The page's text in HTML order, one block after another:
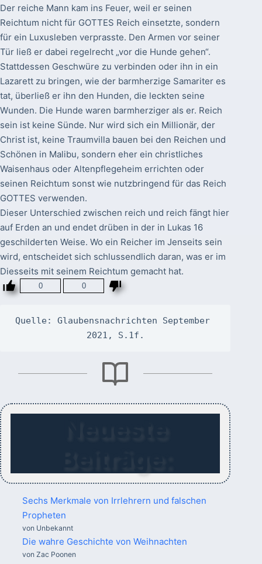
Der reiche Mann kam ins Feuer, weil er seinen
Reichtum nicht für GOTTES Reich einsetzte, sondern
für ein Luxusleben verprasste. Den Armen vor seiner
Tür ließ er dabei regelrecht „vor die Hunde gehen“.
Stattdessen Geschwüre zu verbinden oder ihn in ein
Lazarett zu bringen, wie der barmherzige Samariter es
tat, überließ er ihn den Hunden, die leckten seine
Wunden. Die Hunde waren barmherziger als er. Reich
sein ist keine Sünde. Nur wird sich ein Millionär, der
Christ ist, keine Traumvilla bauen bei den Reichen und
Schönen in Malibu, sondern eher ein christliches
Waisenhaus oder Altenpflegeheim errichten oder
seinen Reichtum sonst wie nutzbringend für das Reich
GOTTES verwenden.
Dieser Unterschied zwischen reich und reich fängt hier
auf Erden an und endet drüben in der in Lukas 16
geschilderten Weise. Wo ein Reicher im Jenseits sein
wird, entscheidet sich schlussendlich daran, was er im
Diesseits mit seinem Reichtum gemacht hat.
0 0
Quelle: Glaubensnachrichten September
2021, S.1f.
Sechs Merkmale von Irrlehrern und falschen
Propheten
von Unbekannt
Die wahre Geschichte von Weihnachten
von Zac Poonen